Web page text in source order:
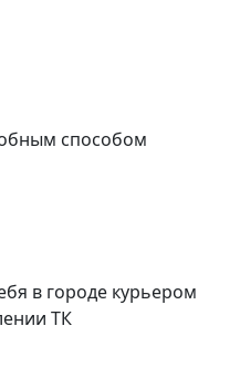
способом
в городе курьером
ТК